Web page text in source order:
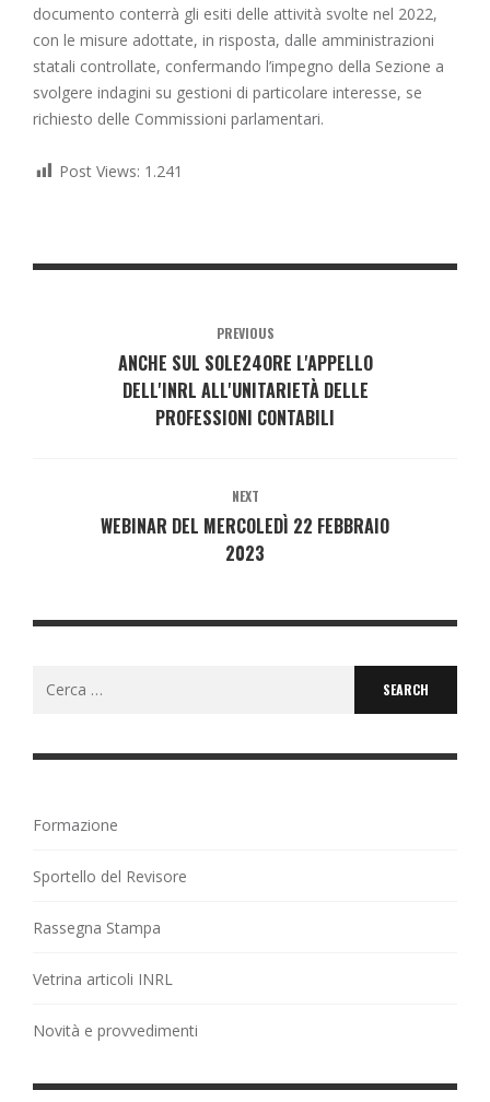
documento conterrà gli esiti delle attività svolte nel 2022,
con le misure adottate, in risposta, dalle amministrazioni
statali controllate, confermando l’impegno della Sezione a
svolgere indagini su gestioni di particolare interesse, se
richiesto delle Commissioni parlamentari.
Post Views: 1.241
PREVIOUS
ANCHE SUL SOLE24ORE L'APPELLO
DELL'INRL ALL'UNITARIETÀ DELLE
PROFESSIONI CONTABILI
NEXT
WEBINAR DEL MERCOLEDÌ 22 FEBBRAIO
2023
Formazione
Sportello del Revisore
Rassegna Stampa
Vetrina articoli INRL
Novità e provvedimenti